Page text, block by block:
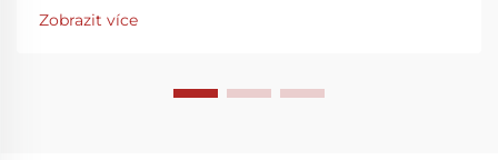
nás na stánku 7Y81, hala 7. Zjistěte více ještě dnes.
Zobrazit více